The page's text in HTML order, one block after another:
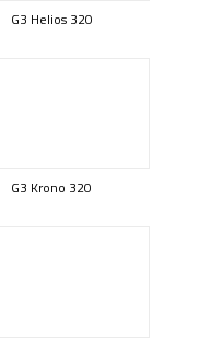
G3 Helios 320
G3 Krono 320